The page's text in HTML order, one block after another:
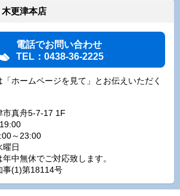
更津本店
電話でお問い合わせ
TEL：0438-36-2225
ホームページを見て」とお伝えいただく
市真舟5-7-17 1F
～23:00
曜日
中無休でご対応致します。
事(1)第18114号